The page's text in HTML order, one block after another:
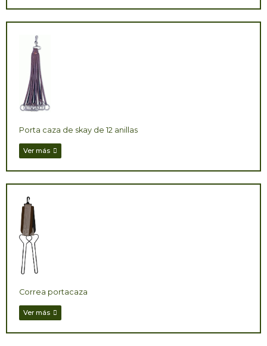
Porta caza de skay de 12 anillas
Ver más
Correa portacaza
Ver más